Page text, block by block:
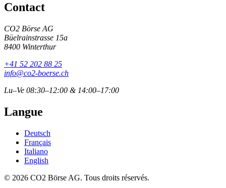
Contact
CO2 Börse AG
Büelrainstrasse 15a
8400 Winterthur
+41 52 202 88 25
info@co2-boerse.ch
Lu–Ve 08:30–12:00 & 14:00–17:00
Langue
Deutsch
Français
Italiano
English
© 2026 CO2 Börse AG. Tous droits réservés.